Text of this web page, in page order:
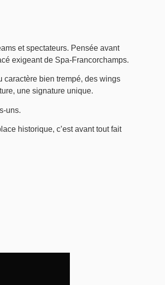
et spectateurs. Pensée avant
exigeant de Spa-Francorchamps.
caractère bien trempé, des wings
une signature unique.
uns.
historique, c’est avant tout fait